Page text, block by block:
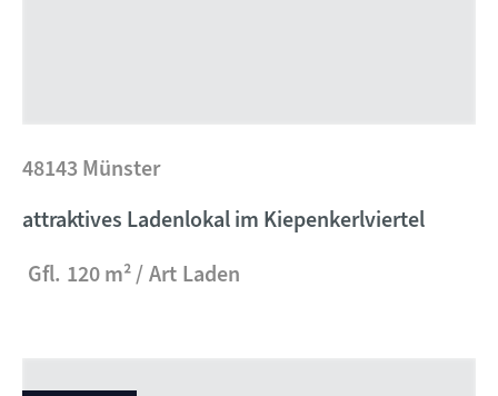
48143 Münster
attraktives Ladenlokal im Kiepenkerlviertel
Gfl. 120 m² Art Laden